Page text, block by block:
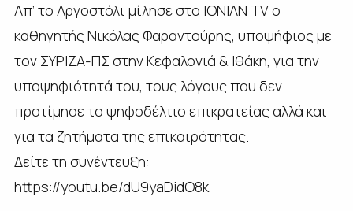
Απ’ το Αργοστόλι μίλησε στο ΙΟΝΙΑΝ TV ο
καθηγητής Νικόλας Φαραντούρης, υποψήφιος με
τον ΣΥΡΙΖΑ-ΠΣ στην Κεφαλονιά & Ιθάκη, για την
υποψηφιότητά του, τους λόγους που δεν
προτίμησε το ψηφοδέλτιο επικρατείας αλλά και
για τα ζητήματα της επικαιρότητας.
Δείτε τη συνέντευξη:
https://youtu.be/dU9yaDidO8k